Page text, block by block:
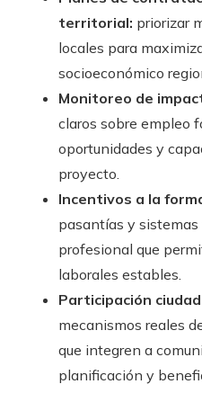
territorial: priorizar
locales para
socioeconómico
Monitoreo de
claros sobre empleo
oportunidades y
proyecto.
Incentivos a la
pasantías y
profesional que
laborales estables.
Participación
mecanismos reales
que integren a
planificación y